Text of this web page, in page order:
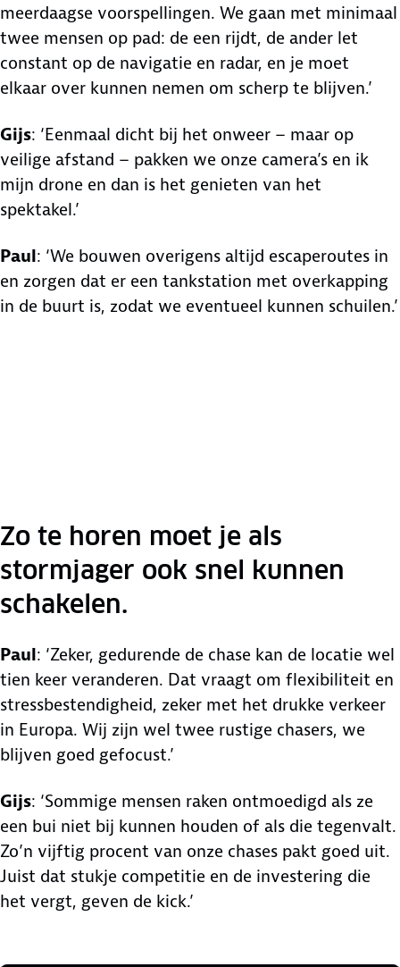
meerdaagse voorspellingen. We gaan met minimaal
twee mensen op pad: de een rijdt, de ander let
constant op de navigatie en radar, en je moet
elkaar over kunnen nemen om scherp te blijven.’
Gijs: ‘Eenmaal dicht bij het onweer – maar op
veilige afstand – pakken we onze camera’s en ik
mijn drone en dan is het genieten van het
spektakel.’
Paul: ‘We bouwen overigens altijd escaperoutes in
en zorgen dat er een tankstation met overkapping
in de buurt is, zodat we eventueel kunnen schuilen.’
Zo te horen moet je als
stormjager ook snel kunnen
schakelen.
Paul: ‘Zeker, gedurende de chase kan de locatie wel
tien keer veranderen. Dat vraagt om flexibiliteit en
stressbestendigheid, zeker met het drukke verkeer
in Europa. Wij zijn wel twee rustige chasers, we
blijven goed gefocust.’
Gijs: ‘Sommige mensen raken ontmoedigd als ze
een bui niet bij kunnen houden of als die tegenvalt.
Zo’n vijftig procent van onze chases pakt goed uit.
Juist dat stukje competitie en de investering die
het vergt, geven de kick.’